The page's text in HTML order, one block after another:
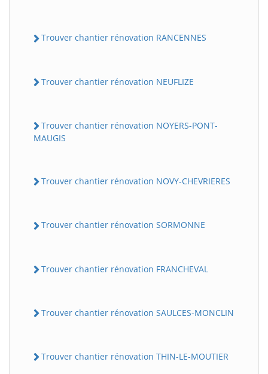
Trouver chantier rénovation RANCENNES
Trouver chantier rénovation NEUFLIZE
Trouver chantier rénovation NOYERS-PONT-
MAUGIS
Trouver chantier rénovation NOVY-CHEVRIERES
Trouver chantier rénovation SORMONNE
Trouver chantier rénovation FRANCHEVAL
Trouver chantier rénovation SAULCES-MONCLIN
Trouver chantier rénovation THIN-LE-MOUTIER